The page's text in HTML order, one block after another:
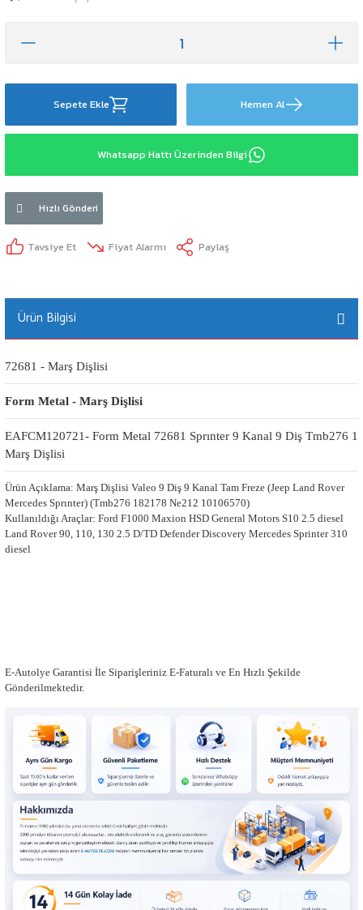
Sepete Ekle Hemen Al
Whatsapp Hattı Üzerinden Bilgi
Hızlı Gönderi
Tavsiye Et Fiyat Alarmı Paylaş
Ürün Bilgisi
72681 - Marş Dişlisi
Form Metal - Marş Dişlisi
EAFCM120721- Form Metal 72681 Sprınter 9 Kanal 9 Diş Tmb276 1
Marş Dişlisi
Ürün Açıklama: Marş Dişlisi Valeo 9 Diş 9 Kanal Tam Freze (Jeep Land Rover
Mercedes Sprınter) (Tmb276 182178 Ne212 10106570)
Kullanıldığı Araçlar: Ford F1000 Maxion HSD General Motors S10 2.5 diesel
Land Rover 90, 110, 130 2.5 D/TD Defender Discovery Mercedes Sprinter 310
diesel
E-Autolye Garantisi İle Siparişleriniz E-Faturalı ve En Hızlı Şekilde
Gönderilmektedir.